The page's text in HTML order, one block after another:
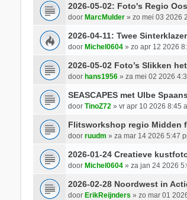
2026-05-02: Foto's Regio
door MarcMulder» zo mei 03 2026
2026-04-11: Twee
door Michel0604» zo apr 12 2026
2026-05-02 Foto’s Slikken
door hans1956» za mei 02 2026
SEASCAPES met Ulbe Spaans
door TinoZ72» vr apr 10 2026 8:45
Flitsworkshop regio Midden
door ruudm » za mar 14 2026 5:47
2026-01-24 Creatieve
door Michel0604» za jan 24 2026
2026-02-28 Noordwest in
door ErikReijnders » zo mar 01